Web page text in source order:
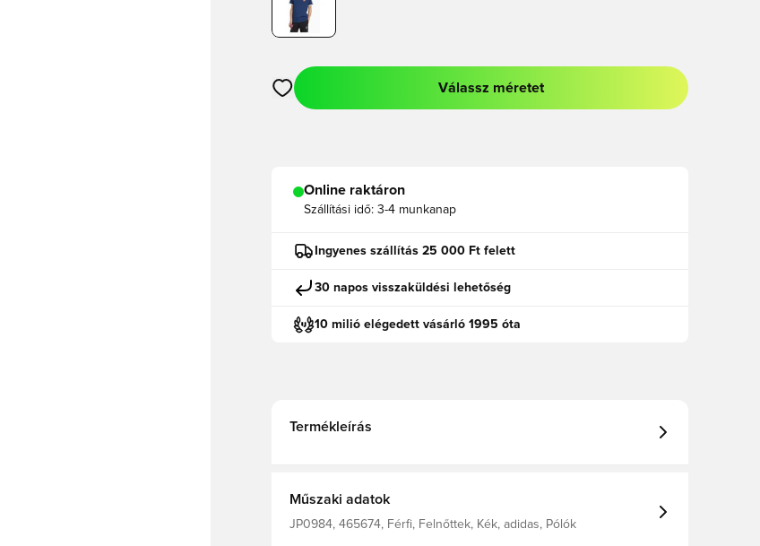
Megnyit egy modált a bejelentkezéshez vagy a tagként való regisztrációhoz
Válassz méretet
Online raktáron
Szállítási idő: 3-4 munkanap
Ingyenes szállítás 25 000 Ft felett
30 napos visszaküldési lehetőség
10 milió elégedett vásárló 1995 óta
Termékleírás
Műszaki adatok
JP0984, 465674, Férfi, Felnőttek, Kék, adidas, Pólók